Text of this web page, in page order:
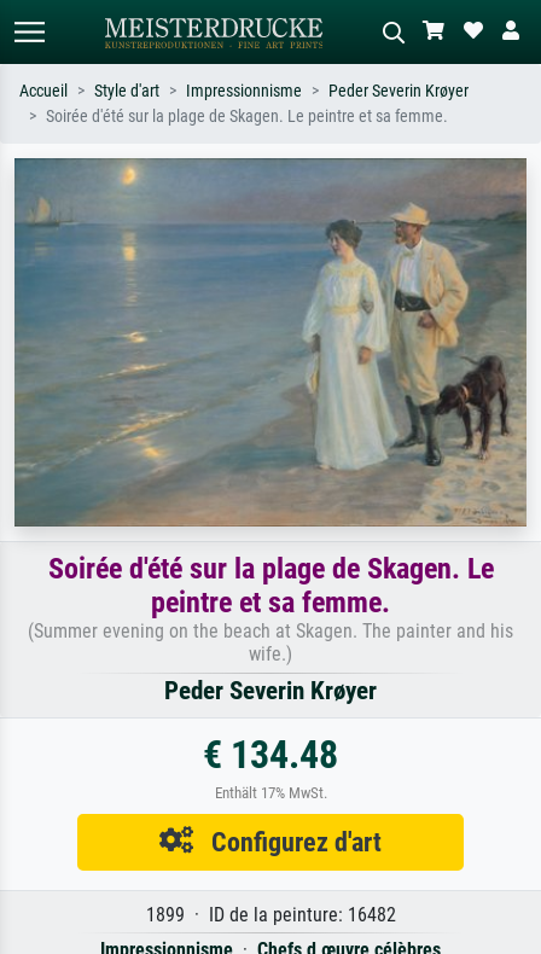
Recherchez par artiste, titre ou style –
impressionnisme, vague de Hokusai,
nu.
abstrait avec beaucoup de rouge,
tableau sombre, nu debout près d'un
arbre.
Accueil Style d'art Impressionnisme
Peder Severin Krøyer
Soirée d'été sur la plage de Skagen. Le peintre et sa femme.
Soirée d'été sur la plage de Skagen. Le
peintre et sa femme.
(Summer evening on the beach at Skagen. The painter and his
wife.)
Peder Severin Krøyer
€ 134.48
Enthält 17% MwSt.
Configurez d'art
1899 · ID de la peinture: 16482